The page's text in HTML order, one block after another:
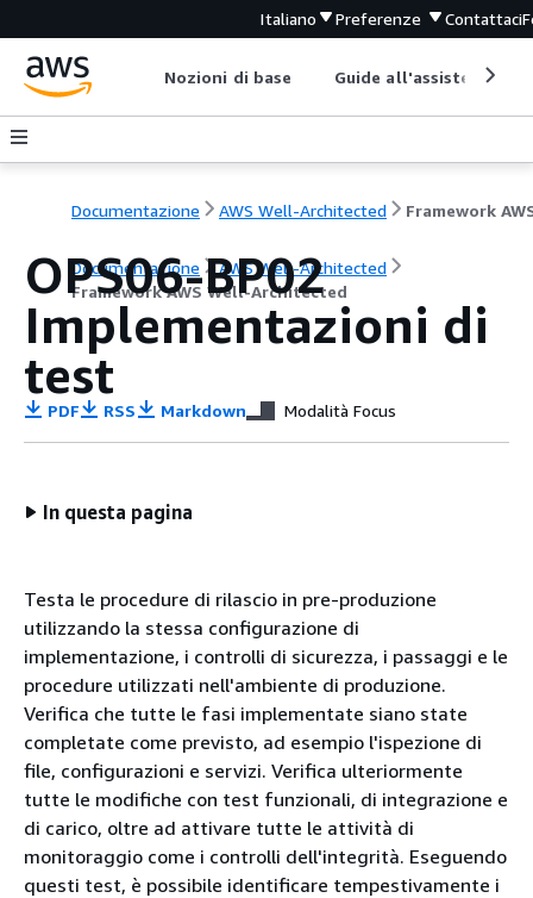
Italiano Preferenze Contattaci
Nozioni di base Guide all'assistenza
Documentazione AWS Well-Architected
Documentazione
AWS Well-Architected
Framework AWS Well-Architected
OPS06-BP02
Implementazioni di
test
PDF RSS Markdown Modalità Focus
In questa pagina
Testa le procedure di rilascio in pre-produzione
utilizzando la stessa configurazione di
implementazione, i controlli di sicurezza, i passaggi e le
procedure utilizzati nell'ambiente di produzione.
Verifica che tutte le fasi implementate siano state
completate come previsto, ad esempio l'ispezione di
file, configurazioni e servizi. Verifica ulteriormente
tutte le modifiche con test funzionali, di integrazione e
di carico, oltre ad attivare tutte le attività di
monitoraggio come i controlli dell'integrità. Eseguendo
questi test, è possibile identificare tempestivamente i